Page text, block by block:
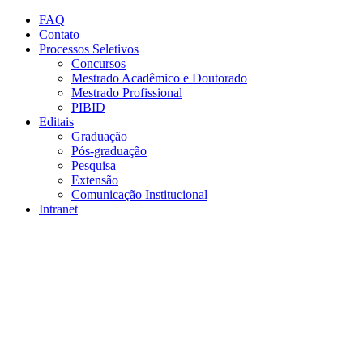
Conteúdo principal
FAQ
Contato
Processos Seletivos
Concursos
Mestrado Acadêmico e Doutorado
Mestrado Profissional
PIBID
Editais
Graduação
Pós-graduação
Pesquisa
Extensão
Comunicação Institucional
Intranet